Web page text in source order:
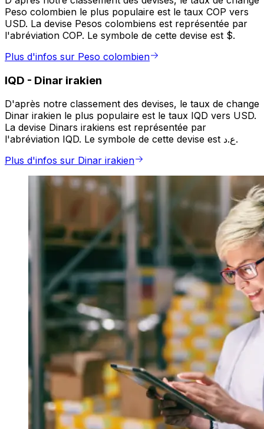
Peso colombien le plus populaire est le taux COP vers
USD. La devise Pesos colombiens est représentée par
l'abréviation COP. Le symbole de cette devise est $.
Plus d'infos sur Peso colombien
IQD - Dinar irakien
D'après notre classement des devises, le taux de change
Dinar irakien le plus populaire est le taux IQD vers USD.
La devise Dinars irakiens est représentée par
l'abréviation IQD. Le symbole de cette devise est ع.د.
Plus d'infos sur Dinar irakien